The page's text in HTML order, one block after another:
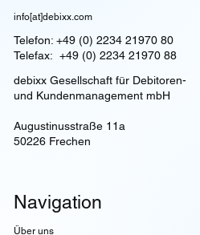
info[at]debixx.com
Telefon: +49 (0) 2234 21970 80
Telefax: +49 (0) 2234 21970 88
debixx Gesellschaft für Debitoren-
und Kundenmanagement mbH
Augustinusstraße 11a
50226 Frechen
Navigation
Über uns